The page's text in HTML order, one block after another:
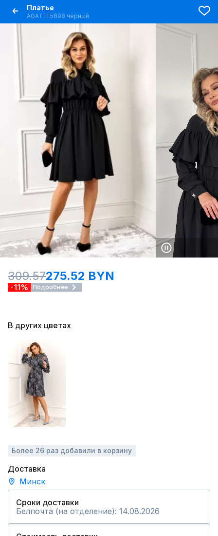
Платье
AGATTI 5898 черный
309.57275.52 BYN
-11% Подробнее
В других цветах
Более 26 раз добавили в корзину
Доставка
Минск
Сроки доставки
Белпочта (на отделение): 14.08.2026